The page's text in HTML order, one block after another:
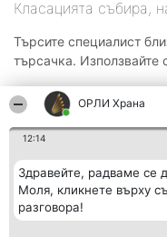
ОРЛИ Храна
12:14
Здравейте, радваме се
Моля, кликнете върху
разговора!
Класацията събира,
Търсите специалист
търсачка. Използвайте